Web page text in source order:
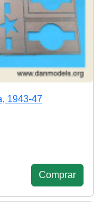
1943-47
Сomprar